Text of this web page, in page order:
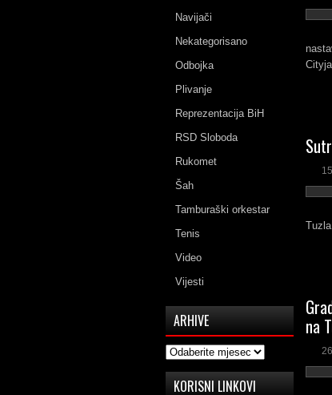
na
Navijači
Nekategorisano
Odbojka
Plivanje
Reprezentacija BiH
RSD Sloboda
Rukomet
Šah
Tamburaški orkestar
Tenis
Video
Vijesti
ARHIVE
Arhive
KORISNI LINKOVI